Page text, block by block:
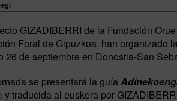
GIZADIBERRI de la Fundación
Foral de Gipuzkoa, han organizado
26 de septiembre en Donostia-San
se presentará la guía
y traducida al euskera por